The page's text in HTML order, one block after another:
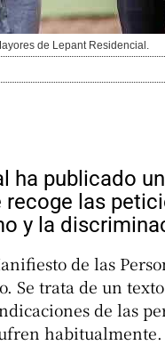
de Lepant Residencial.
ha publicado
recoge las
y la
de las
Se trata de un
de las
habitualmente.